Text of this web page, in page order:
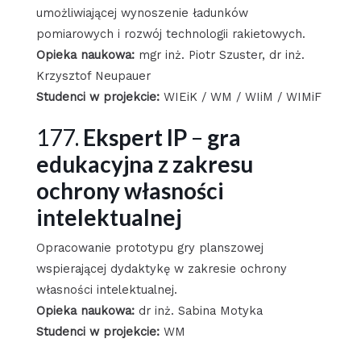
umożliwiającej wynoszenie ładunków
pomiarowych i rozwój technologii rakietowych.
Opieka naukowa:mgr inż. Piotr Szuster, dr inż.
Krzysztof Neupauer
Studenci w projekcie: WIEiK / WM / WIiM / WIMiF
177. Ekspert IP– gra
edukacyjna z zakresu
ochrony własności
intelektualnej
Opracowanie prototypu gry planszowej
wspierającej dydaktykę w zakresie ochrony
własności intelektualnej.
Opieka naukowa:dr inż. Sabina Motyka
Studenci w projekcie: WM